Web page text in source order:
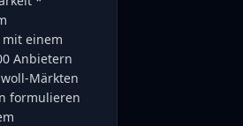
einem
Anbietern
Märkten
formulieren